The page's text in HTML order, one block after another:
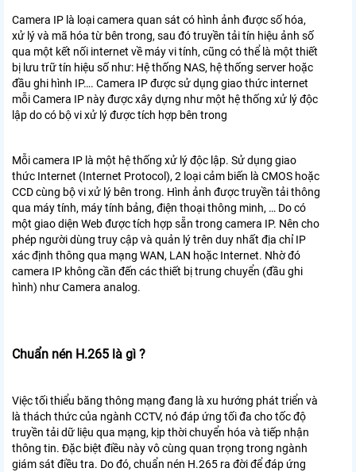
Camera IP là loại camera quan sát có hình ảnh được số hóa,
xử lý và mã hóa từ bên trong, sau đó truyền tải tín hiệu ảnh số
qua một kết nối internet về máy vi tính, cũng có thể là một thiết
bị lưu trữ tín hiệu số như: Hệ thống NAS, hệ thống server hoặc
đầu ghi hình IP…. Camera IP được sử dụng giao thức internet
mỗi Camera IP này được xây dựng như một hệ thống xử lý độc
lập do có bộ vi xử lý được tích hợp bên trong
Mỗi camera IP là một hệ thống xử lý độc lập. Sử dụng giao
thức Internet (Internet Protocol), 2 loại cảm biến là CMOS hoặc
CCD cùng bộ vi xử lý bên trong. Hình ảnh được truyền tải thông
qua máy tính, máy tính bảng, điện thoại thông minh, … Do có
một giao diện Web được tích hợp sẵn trong camera IP. Nên cho
phép người dùng truy cập và quản lý trên duy nhất địa chỉ IP
xác định thông qua mạng WAN, LAN hoặc Internet. Nhờ đó
camera IP không cần đến các thiết bị trung chuyển (đầu ghi
hình) như Camera analog.
Chuẩn nén H.265 là gì ?
Việc tối thiểu băng thông mạng đang là xu hướng phát triển và
là thách thức của ngành CCTV, nó đáp ứng tối đa cho tốc độ
truyền tải dữ liệu qua mạng, kịp thời chuyển hóa và tiếp nhận
thông tin. Đặc biệt điều này vô cùng quan trọng trong ngành
giám sát điều tra. Do đó, chuẩn nén H.265 ra đời để đáp ứng